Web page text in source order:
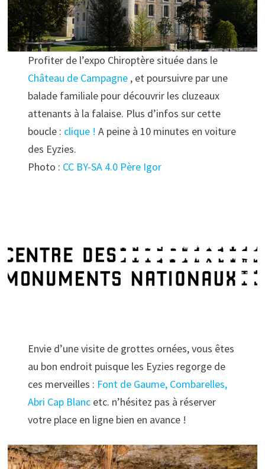
Profiter de l’expo Chiroptère située dans le
Château de Campagne, et poursuivre par une
balade familiale pour découvrir les cluzeaux
attenants à la falaise. Plus d’infos sur cette
boucle : clique ! A peine à 10 minutes en voiture
des Eyzies.
Photo : CC BY-SA 4.0 Père Igor
Envie d’une visite de grottes ornées, vous êtes
au bon endroit puisque les Eyzies regorge de
ces merveilles : Font de Gaume, Combarelles,
Abri Cap Blancetc. n’hésitez pas à réserver
votre place en ligne bien en avance !